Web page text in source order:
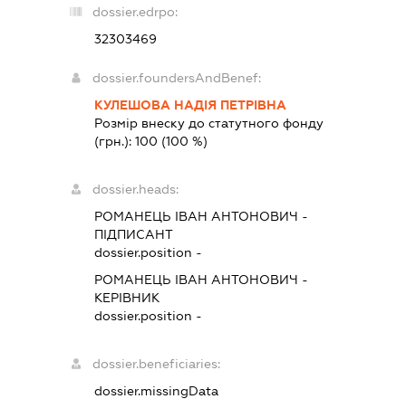
dossier.edrpo:
32303469
dossier.foundersAndBenef:
КУЛЕШОВА НАДІЯ ПЕТРІВНА
Розмір внеску до статутного фонду
(грн.): 100 (100 %)
dossier.heads:
РОМАНЕЦЬ ІВАН АНТОНОВИЧ -
ПІДПИСАНТ
dossier.position -
РОМАНЕЦЬ ІВАН АНТОНОВИЧ -
КЕРІВНИК
dossier.position -
dossier.beneficiaries:
dossier.missingData